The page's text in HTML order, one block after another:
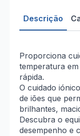
Descrição
Proporciona
temperatura
rápida.
O cuidado
de iões que
brilhantes,
Descubra o
desempenho e